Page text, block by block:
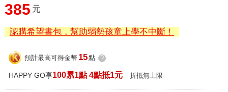
385 元
認購希望書包，幫助弱勢孩童上學不中斷！
預計最高可得金幣 15點 ?
HAPPY GO享100累1點 4點抵1元 折抵無上限